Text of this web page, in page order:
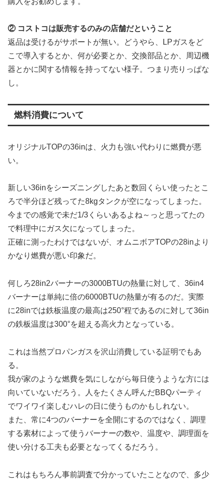
② コストコは販売するのみの店舗だということ
返品は受けるがサポートが無い。どうやら、LPガスをど
こで導入するとか、何が必要とか、交換部品とか、周辺機
器とかに関する情報を持ってない様子。つまり売りっぱな
し。
燃料消費について
オリジナルTOPの36inは、火力も強い代わりに燃費が悪
い。
新しい36inをシーズニングしたあと数回くらい使ったとこ
ろで半分ほど残ってた8kgタンクが空になってしまった。
今までの感覚で未だ1/3くらいあるよね～っと思ってたの
で料理中にガス欠になってしまった。
正確に測ったわけではないが、オムニボアTOPの28inより
かなり燃費が悪い印象だ。
何しろ28in2バーナーの3000BTUの熱量に対して、36in4
バーナーは単純に倍の6000BTUの熱量が有るのだ。実際
に28inでは鉄板温度の最高は250°程であるのに対して36in
の鉄板温度は300°を超える高火力となっている。
これは当然プロパンガスを沢山消費している証明でもあ
る。
我が家のような燃費を気にしながら毎日使うような方には
向いていないだろう。人をたくさん呼んだBBQパーティ
でワイワイ楽しむハレの日に使うものかもしれない。
また、常に4つのバーナーを全開にするのではなく、調理
する素材によって使うバーナーの数や、温度や、調理面を
使い分ける工夫も必要となってくるだろう。
これはもちろん事前調査で分かっていたことなので、多少